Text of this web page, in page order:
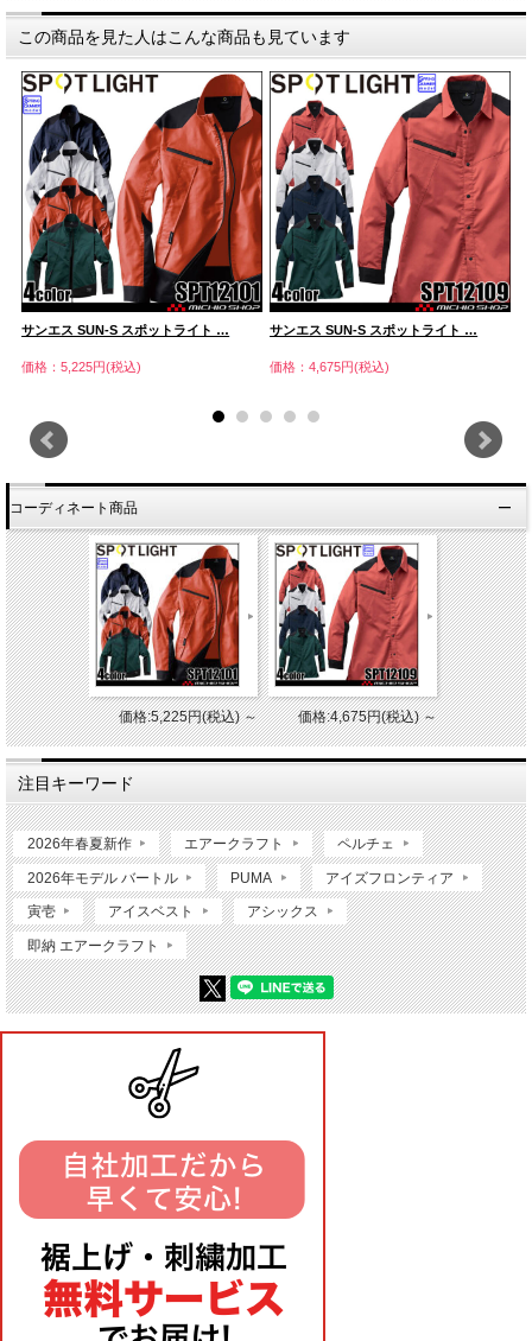
この商品を見た人はこんな商品も見ています
サンエス SUN-S スポットライト …
価格：5,225円(税込)
サンエス SUN-S スポットライト …
価格：4,675円(税込)
コーディネート商品
価格:5,225円(税込)～ 価格:4,675円(税込)～
注目キーワード
2026年春夏新作 エアークラフト ペルチェ
2026年モデル バートル PUMA アイズフロンティア
寅壱 アイスベスト アシックス
即納 エアークラフト